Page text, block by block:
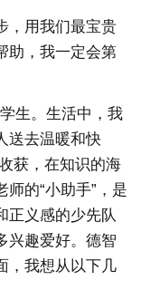
，用我们最宝贵
助，我一定会第
生。生活中，我
送去温暖和快
获，在知识的海
的“小助手”，是
正义感的少先队
兴趣爱好。德智
，我想从以下几